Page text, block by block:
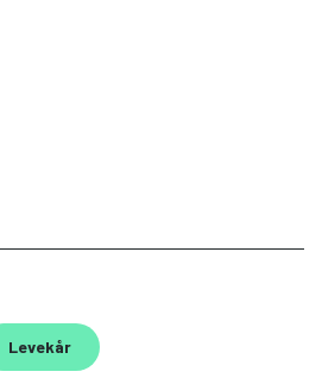
Levekår